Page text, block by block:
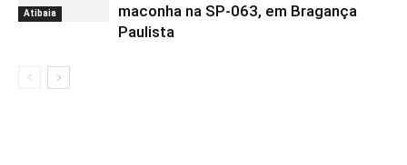
Atibaia
maconha na SP-063, em Bragança
Paulista